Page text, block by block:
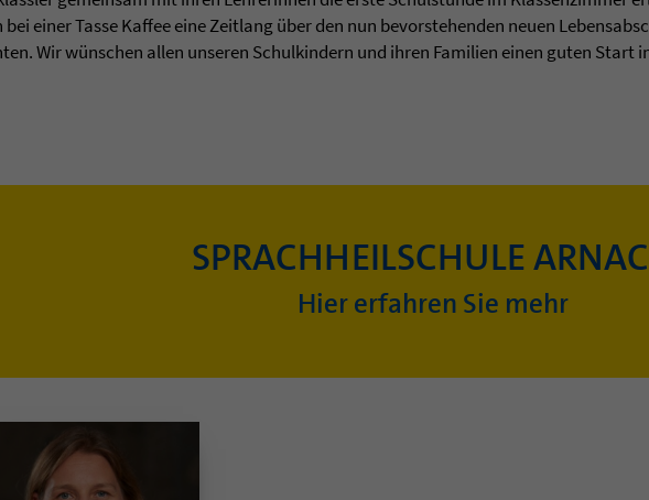
bei einer Tasse Kaffee eine Zeitlang über den nun bevorstehenden neuen
Wir wünschen allen unseren Schulkindern und ihren Familien einen guten Start
SPRACHHEILSCHULE
Hier erfahren Sie mehr